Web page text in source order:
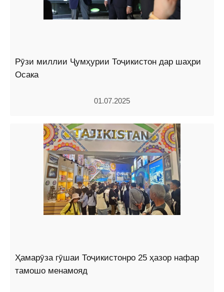
Рӯзи миллии Ҷумҳурии Тоҷикистон дар шаҳри
Осака
01.07.2025
Ҳамарӯза гӯшаи Тоҷикистонро 25 ҳазор нафар
тамошо менамояд